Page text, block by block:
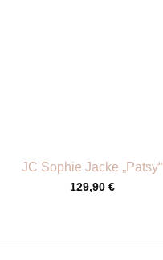
JC Sophie Jacke „Patsy“
129,90 €